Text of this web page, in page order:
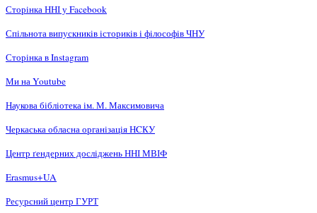
Сторінка ННІ у Facebook
Спільнота випускників істориків і філософів ЧНУ
Сторінка в Instagram
Ми на Youtube
Наукова бібліотека ім. М. Максимовича
Черкаська обласна організація НCКУ
Центр ґендерних досліджень ННІ МВІФ
Erasmus+UA
Ресурсний центр ГУРТ